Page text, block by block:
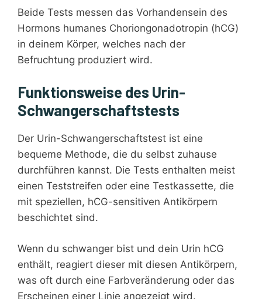
Beide Tests messen das Vorhandensein des
Hormons humanes Choriongonadotropin (hCG)
in deinem Körper, welches nach der
Befruchtung produziert wird.
Funktionsweise des Urin-
Schwangerschaftstests
Der Urin-Schwangerschaftstest ist eine
bequeme Methode, die du selbst zuhause
durchführen kannst. Die Tests enthalten meist
einen Teststreifen oder eine Testkassette, die
mit speziellen, hCG-sensitiven Antikörpern
beschichtet sind.
Wenn du schwanger bist und dein Urin hCG
enthält, reagiert dieser mit diesen Antikörpern,
was oft durch eine Farbveränderung oder das
Erscheinen einer Linie angezeigt wird.